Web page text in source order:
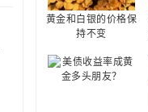
黄金和白银的价格保
持不变